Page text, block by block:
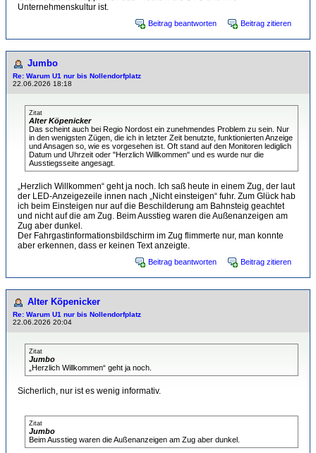
Unternehmenskultur ist.
Beitrag beantworten Beitrag zitieren
Jumbo
Re: Warum U1 nur bis Nollendorfplatz
22.06.2026 18:18
Zitat
Alter Köpenicker
Das scheint auch bei Regio Nordost ein zunehmendes Problem zu sein. Nur
in den wenigsten Zügen, die ich in letzter Zeit benutzte, funktionierten Anzeige
und Ansagen so, wie es vorgesehen ist. Oft stand auf den Monitoren lediglich
Datum und Uhrzeit oder "Herzlich Willkommen" und es wurde nur die
Ausstiegsseite angesagt.
„Herzlich Willkommen“ geht ja noch. Ich saß heute in einem Zug, der laut
der LED-Anzeigezeile innen nach „Nicht einsteigen“ fuhr. Zum Glück hab
ich beim Einsteigen nur auf die Beschilderung am Bahnsteig geachtet
und nicht auf die am Zug. Beim Ausstieg waren die Außenanzeigen am
Zug aber dunkel.
Der Fahrgastinformationsbildschirm im Zug flimmerte nur, man konnte
aber erkennen, dass er keinen Text anzeigte.
Beitrag beantworten Beitrag zitieren
Alter Köpenicker
Re: Warum U1 nur bis Nollendorfplatz
22.06.2026 20:04
Zitat
Jumbo
„Herzlich Willkommen“ geht ja noch.
Sicherlich, nur ist es wenig informativ.
Zitat
Jumbo
Beim Ausstieg waren die Außenanzeigen am Zug aber dunkel.